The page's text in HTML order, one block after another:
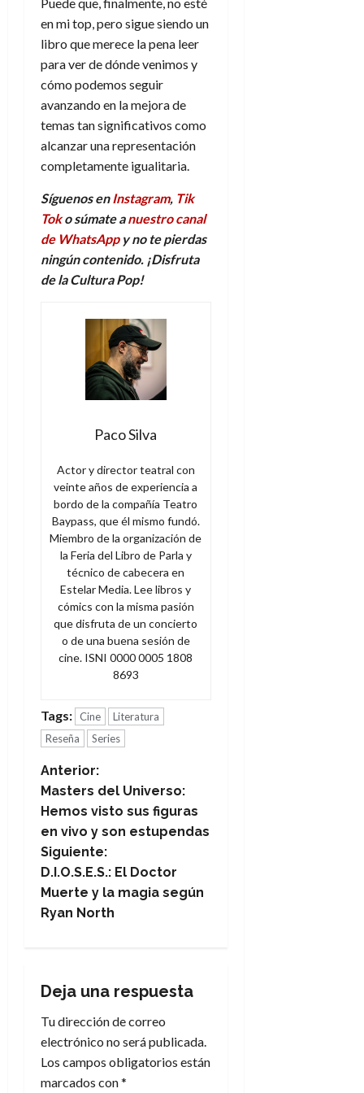
en mi top, pero sigue siendo un
libro que merece la pena leer
para ver de dónde venimos y
cómo podemos seguir
avanzando en la mejora de
temas tan significativos como
alcanzar una representación
completamente igualitaria.
Síguenos enInstagram, Tik
Toko súmate anuestro canal
de WhatsAppy no te pierdas
ningún contenido. ¡Disfruta
de la Cultura Pop!
Paco Silva
Actor y director teatral con
veinte años de experiencia a
bordo de la compañía Teatro
Baypass, que él mismo fundó.
Miembro de la organización de
la Feria del Libro de Parla y
técnico de cabecera en
Estelar Media. Lee libros y
cómics con la misma pasión
que disfruta de un concierto
o de una buena sesión de
cine. ISNI 0000 0005 1808
8693
Tags: Cine
Literatura
Reseña
Series
N
a
v
e
g
c
i
ó
n
Anterior:
Masters del Universo:
Hemos visto sus figuras
en vivo y son estupendas
Siguiente:
D.I.O.S.E.S.: El Doctor
Muerte y la magia según
Ryan North
Deja una respuesta
Tu dirección de correo
electrónico no será publicada.
Los campos obligatorios están
marcados con*